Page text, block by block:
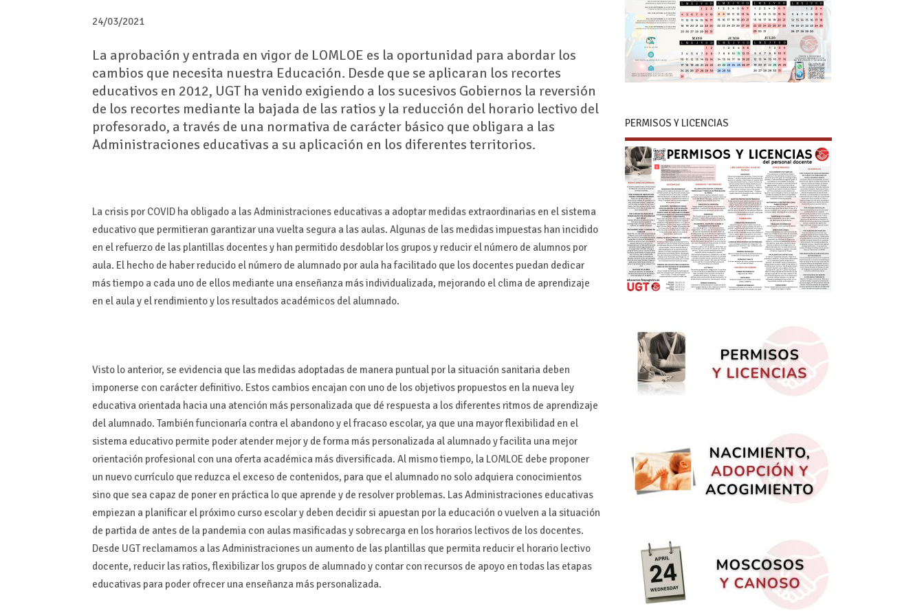
24/03/2021
La aprobación y entrada en vigor de LOMLOE es la oportunidad para abordar los
cambios que necesita nuestra Educación. Desde que se aplicaran los recortes
educativos en 2012, UGT ha venido exigiendo a los sucesivos Gobiernos la reversión
de los recortes mediante la bajada de las ratios y la reducción del horario lectivo del
profesorado, a través de una normativa de carácter básico que obligara a las
Administraciones educativas a su aplicación en los diferentes territorios.
La crisis por COVID ha obligado a las Administraciones educativas a adoptar medidas extraordinarias en el sistema
educativo que permitieran garantizar una vuelta segura a las aulas. Algunas de las medidas impuestas han incidido
en el refuerzo de las plantillas docentes y han permitido desdoblar los grupos y reducir el número de alumnos por
aula. El hecho de haber reducido el número de alumnado por aula ha facilitado que los docentes puedan dedicar
más tiempo a cada uno de ellos mediante una enseñanza más individualizada, mejorando el clima de aprendizaje
en el aula y el rendimiento y los resultados académicos del alumnado.
Visto lo anterior, se evidencia que las medidas adoptadas de manera puntual por la situación sanitaria deben
imponerse con carácter definitivo. Estos cambios encajan con uno de los objetivos propuestos en la nueva ley
educativa orientada hacia una atención más personalizada que dé respuesta a los diferentes ritmos de aprendizaje
del alumnado. También funcionaría contra el abandono y el fracaso escolar, ya que una mayor flexibilidad en el
sistema educativo permite poder atender mejor y de forma más personalizada al alumnado y facilita una mejor
orientación profesional con una oferta académica más diversificada. Al mismo tiempo, la LOMLOE debe proponer
un nuevo currículo que reduzca el exceso de contenidos, para que el alumnado no solo adquiera conocimientos
sino que sea capaz de poner en práctica lo que aprende y de resolver problemas. Las Administraciones educativas
empiezan a planificar el próximo curso escolar y deben decidir si apuestan por la educación o vuelven a la situación
de partida de antes de la pandemia con aulas masificadas y sobrecarga en los horarios lectivos de los docentes.
Desde UGT reclamamos a las Administraciones un aumento de las plantillas que permita reducir el horario lectivo
docente, reducir las ratios, flexibilizar los grupos de alumnado y contar con recursos de apoyo en todas las etapas
educativas para poder ofrecer una enseñanza más personalizada.
PERMISOS Y LICENCIAS